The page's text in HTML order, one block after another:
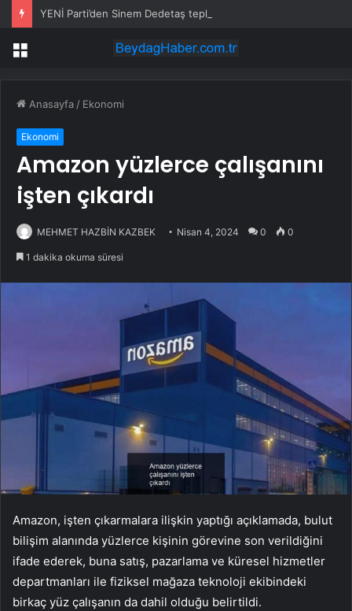
YENİ Parti’den Sinem Dedetaş tepkisi: “Tek suçu…”
Menü
Anasayfa / Ekonomi
Ekonomi
Amazon yüzlerce çalışanını
işten çıkardı
MEHMET HAZBİN KAZBEK Nisan 4, 2024 0 0
1 dakika okuma süresi
Amazon, işten çıkarmalara ilişkin yaptığı açıklamada, bulut
bilişim alanında yüzlerce kişinin görevine son verildiğini
ifade ederek, buna satış, pazarlama ve küresel hizmetler
departmanları ile fiziksel mağaza teknoloji ekibindeki
birkaç yüz çalışanın da dahil olduğu belirtildi.